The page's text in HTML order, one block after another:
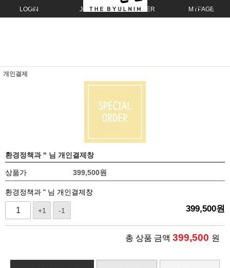
LOGIN JOIN ORDER MYPAGE
개인결제
환경정책과 " 님 개인결제창
상품가 399,500원
환경정책과 " 님 개인결제창
+1 -1 399,500원
총 상품 금액 399,500 원